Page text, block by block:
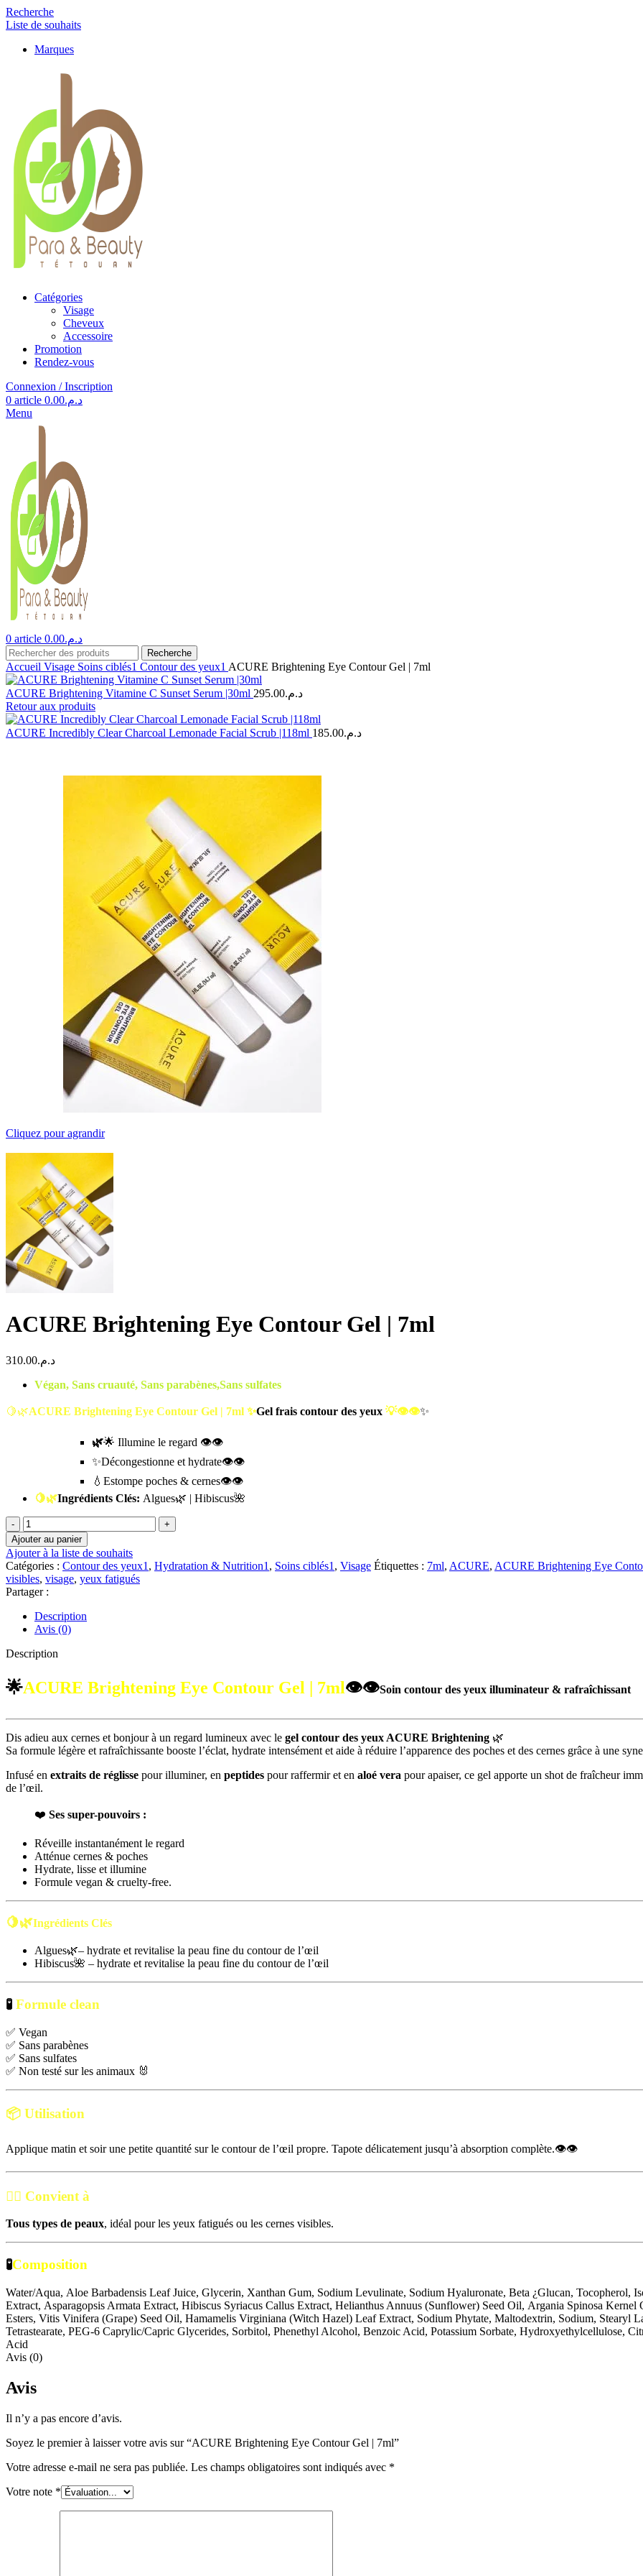
Recherche
Liste de souhaits
Marques
Catégories
Visage
Cheveux
Accessoire
Promotion
Rendez-vous
Connexion / Inscription
0 article د.م.0.00
Menu
0 article د.م.0.00
Recherche
Accueil Visage Soins ciblés1 Contour des yeux1 ACURE Brightening Eye Contour Gel | 7ml
ACURE Brightening Vitamine C Sunset Serum |30ml د.م.295.00
Retour aux produits
ACURE Incredibly Clear Charcoal Lemonade Facial Scrub |118ml د.م.185.00
Cliquez pour agrandir
ACURE Brightening Eye Contour Gel | 7ml
د.م.310.00
Végan, Sans cruauté, Sans parabènes,Sans sulfates
🍋🌿ACURE Brightening Eye Contour Gel | 7ml ✨Gel frais contour des yeux 💡👁️👁️✨
🌿🌟 Illumine le regard 👁️👁️
✨Décongestionne et hydrate👁️👁️
💧Estompe poches & cernes👁️👁️
🍋🌿Ingrédients Clés: Algues🌿 | Hibiscus🌺
quantité
de
ACURE
Brightening
Eye
Contour
Gel
|
7ml
Ajouter au panier
Ajouter à la liste de souhaits
Catégories : Contour des yeux1 , Hydratation & Nutrition1 , Soins ciblés1 , Visage Étiquettes : 7ml, ACURE, ACURE Brightening Eye
visibles, visage, yeux fatigués
Partager :
Description
Avis (0)
Description
🌟ACURE Brightening Eye Contour Gel | 7ml👁️👁️Soin contour des yeux illuminateur & rafraîchissant
Dis adieu aux cernes et bonjour à un regard lumineux avec le gel contour des yeux ACURE Brightening 🌿
Sa formule légère et rafraîchissante booste l’éclat, hydrate intensément et aide à réduire l’apparence des poches et des cernes grâce à une
Infusé en extraits de réglisse pour illuminer, en peptides pour raffermir et en aloé vera pour apaiser, ce gel apporte un shot de fraîcheur
de l’œil.
❤️ Ses super-pouvoirs :
Réveille instantanément le regard
Atténue cernes & poches
Hydrate, lisse et illumine
Formule vegan & cruelty-free.
🍋🌿Ingrédients Clés
Algues🌿– hydrate et revitalise la peau fine du contour de l’œil
Hibiscus🌺 – hydrate et revitalise la peau fine du contour de l’œil
🧪 Formule clean
✅ Vegan
✅ Sans parabènes
✅ Sans sulfates
✅ Non testé sur les animaux 🐰
📦 Utilisation
Applique matin et soir une petite quantité sur le contour de l’œil propre. Tapote délicatement jusqu’à absorption complète.👁️👁️
💁‍♀️ Convient à
Tous types de peaux, idéal pour les yeux fatigués ou les cernes visibles.
🧪Composition
Water/​Aqua, Aloe Barbadensis Leaf Juice, Glycerin, Xanthan Gum, Sodium Levulinate, Sodium Hyaluronate, Beta ¿Glucan, Tocopherol,
Extract, Asparagopsis Armata Extract, Hibiscus Syriacus Callus Extract, Helianthus Annuus (Sunflower) Seed Oil, Argania Spinosa Kernel
Esters, Vitis Vinifera (Grape) Seed Oil, Hamamelis Virginiana (Witch Hazel) Leaf Extract, Sodium Phytate, Maltodextrin, Sodium, Stearyl
Tetrastearate, PEG-6 Caprylic/​Capric Glycerides, Sorbitol, Phenethyl Alcohol, Benzoic Acid, Potassium Sorbate, Hydroxyethylcellulose,
Acid
Avis (0)
Avis
Il n’y a pas encore d’avis.
Soyez le premier à laisser votre avis sur “ACURE Brightening Eye Contour Gel | 7ml”
Votre adresse e-mail ne sera pas publiée. Les champs obligatoires sont indiqués avec *
Votre note *